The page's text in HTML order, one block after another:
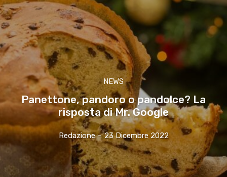
NEWS
Panettone, pandoro o pandolce? La
risposta di Mr. Google
Redazione - 23 Dicembre 2022